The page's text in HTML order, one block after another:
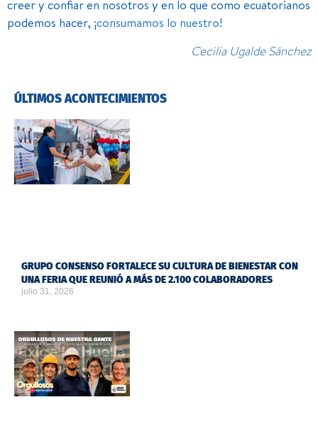
creer y confiar en nosotros y en lo que como ecuatorianos
podemos hacer, ¡consumamos lo nuestro!
Cecilia Ugalde Sánchez
ÚLTIMOS ACONTECIMIENTOS
GRUPO CONSENSO FORTALECE SU CULTURA DE BIENESTAR CON
UNA FERIA QUE REUNIÓ A MÁS DE 2.100 COLABORADORES
julio 31, 2026